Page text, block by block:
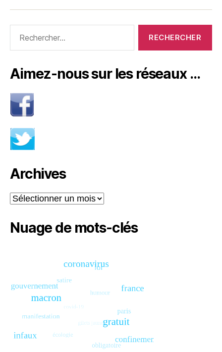
Aimez-nous sur les réseaux …
Archives
Archives
Nuage de mots-clés